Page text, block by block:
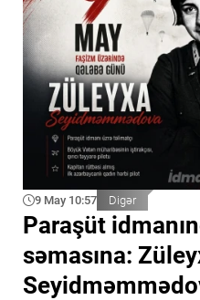
9 May 10:57 Digər
Paraşüt
səmasına: